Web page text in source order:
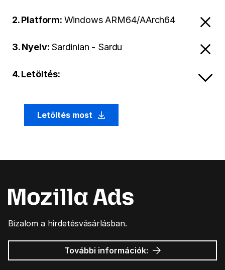
2. Platform: Windows ARM64/AArch64
3. Nyelv: Sardinian - Sardu
4. Letöltés:
Letöltés most
Bizalom a hirdetésvásárlásban.
További információk: Mozilla
hirdetések